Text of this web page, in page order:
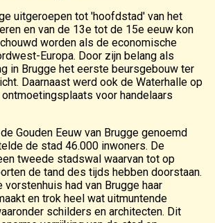
uitgeroepen tot 'hoofdstad' van het
en van de 13e tot de 15e eeuw kon
worden als de economische
Europa. Door zijn belang als
in Brugge het eerste beursgebouw ter
Daarnaast werd ook de Waterhalle op
voor handelaars
Gouden Eeuw van Brugge genoemd
de stad 46.000 inwoners. De
tweede stadswal waarvan tot op
de tand des tijds hebben doorstaan.
vorstenhuis had van Brugge haar
en trok heel wat uitmuntende
schilders en architecten. Dit